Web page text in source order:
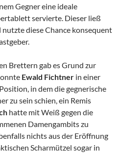
Gegner eine ideale
servierte. Dieser ließ
diese Chance konsequent
Brettern gab es Grund zur
Ewald Fichtner in einer
in dem die gegnerische
zu sein schien, ein Remis
hatte mit Weiß gegen die
Damengambits zu
nichts aus der Eröffnung
Scharmützel sogar in